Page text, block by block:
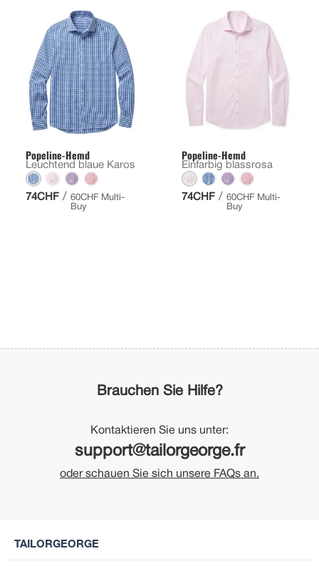
Popeline-Hemd
Leuchtend blaue Karos
74CHF / 60CHF Multi-
Buy
Popeline-Hemd
Einfarbig blassrosa
74CHF / 60CHF Multi-
Buy
Brauchen Sie Hilfe?
Kontaktieren Sie uns unter:
support@tailorgeorge.fr
oder schauen Sie sich unsere FAQs an.
TAILORGEORGE